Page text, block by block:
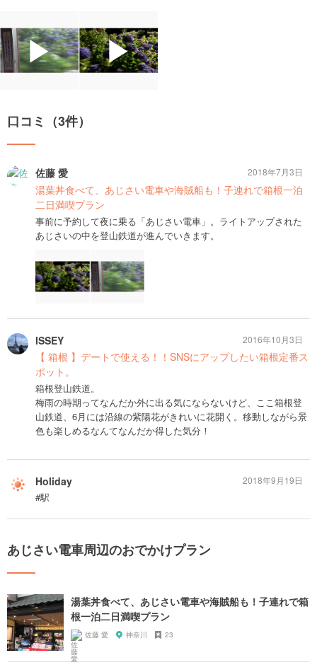
▶ ▶
口コミ（3件）
佐藤 愛
湯葉丼食べて、あじさい電車や海賊船も！子連れで箱根一泊
二日満喫プラン
事前に予約して夜に乗る「あじさい電車」。ライトアップされた
あじさいの中を登山鉄道が進んでいきます。
2018年7月3日
ISSEY
【 箱根 】デートで使える！！SNSにアップしたい箱根定番ス
ポット。
箱根登山鉄道。
梅雨の時期ってなんだか外に出る気にならないけど、ここ箱根登
山鉄道、6月には沿線の紫陽花がきれいに花開く。移動しながら景
色も楽しめるなんてなんだか得した気分！
2016年10月3日
Holiday
#駅
2018年9月19日
あじさい電車周辺のおでかけプラン
湯葉丼食べて、あじさい電車や海賊船も！子連れで箱
根一泊二日満喫プラン
佐藤 愛 神奈川 23